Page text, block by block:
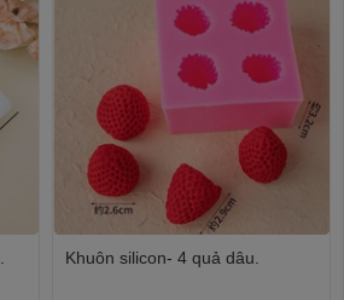
Khuôn silicon- 4 quả dâu.